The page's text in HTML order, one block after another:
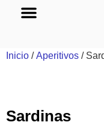
Inicio /Aperitivos /
Sardinas